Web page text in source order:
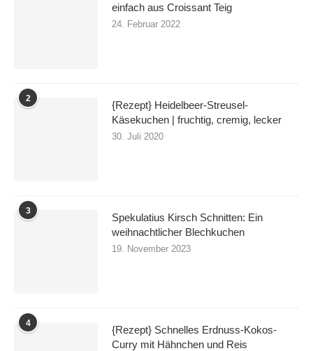
einfach aus Croissant Teig
24. Februar 2022
2
{Rezept} Heidelbeer-Streusel-
Käsekuchen | fruchtig, cremig, lecker
30. Juli 2020
3
Spekulatius Kirsch Schnitten: Ein
weihnachtlicher Blechkuchen
19. November 2023
4
{Rezept} Schnelles Erdnuss-Kokos-
Curry mit Hähnchen und Reis